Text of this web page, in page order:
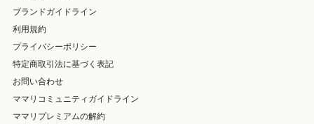
ブランドガイドライン
利用規約
プライバシーポリシー
特定商取引法に基づく表記
お問い合わせ
ママリコミュニティガイドライン
ママリプレミアムの解約